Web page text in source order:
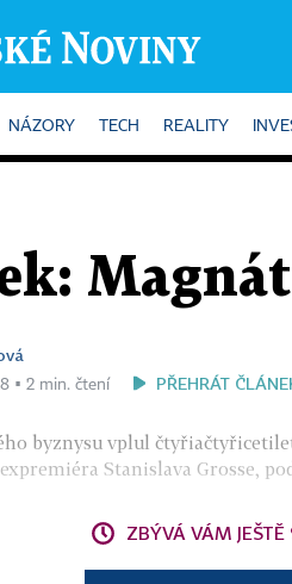
NÁZORY TECH REALITY
▪ 2 min. čtení PŘEHRÁT
byznysu vplul
Stanislava Grosse,
ZBÝVÁ VÁM